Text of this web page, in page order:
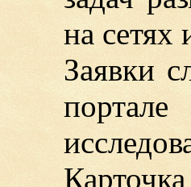
на сетях
Заявки